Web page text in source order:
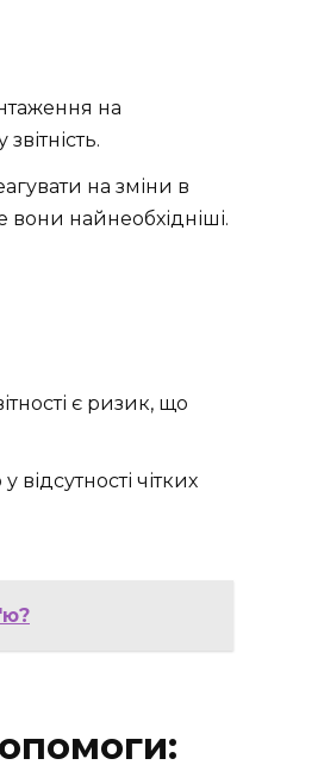
на
на зміни в
найнеобхідніші.
є ризик, що
чітких